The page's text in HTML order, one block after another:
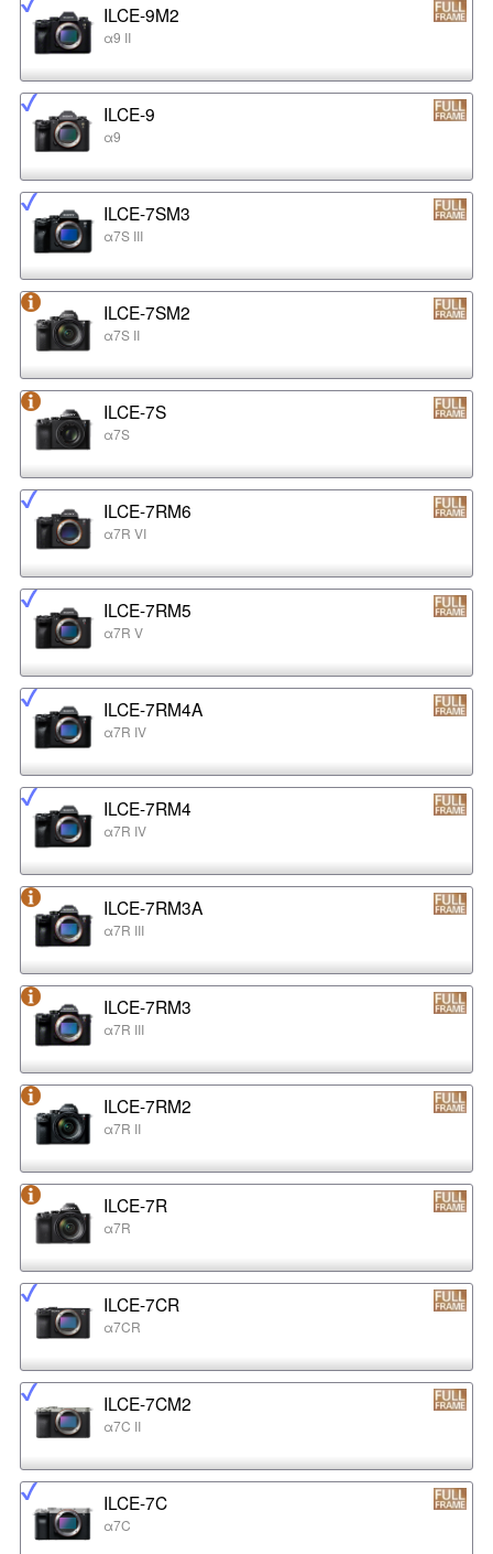
ILCE-9M2
α9 II
ILCE-9
α9
ILCE-7SM3
α7S III
ILCE-7SM2
α7S II
ILCE-7S
α7S
ILCE-7RM6
α7R VI
ILCE-7RM5
α7R V
ILCE-7RM4A
α7R IV
ILCE-7RM4
α7R IV
ILCE-7RM3A
α7R III
ILCE-7RM3
α7R III
ILCE-7RM2
α7R II
ILCE-7R
α7R
ILCE-7CR
α7CR
ILCE-7CM2
α7C II
ILCE-7C
α7C